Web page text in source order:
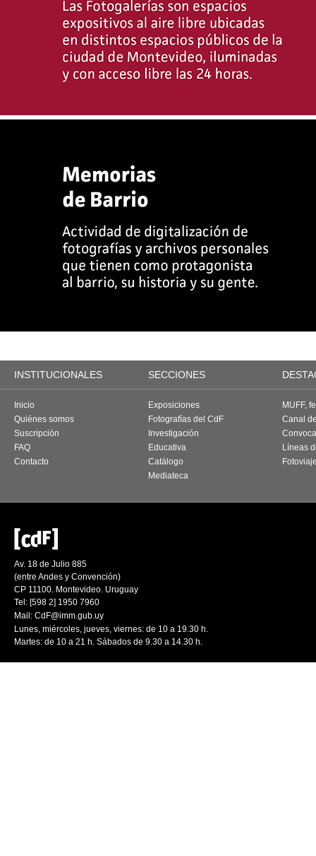
INSTITUCIONALES SECCIONES
Inicio
Quiénes somos
Suscripción
FAQ
Contacto
Exposiciones
Fotografías del CdF
Investigación
Educativa
Catálogo
Mediateca
MUFF,
Canal
Líneas
Av. 18 de Julio 885
(entre Andes y Convención)
CP 11100. Montevideo. Uruguay
Tel: [598 2] 1950 7960
Mail: CdF@imm.gub.uy
Lunes, miércoles, jueves, viernes: de 10 a 19.30 h.
Martes: de 10 a 21 h. Sábados de 9.30 a 14.30 h.